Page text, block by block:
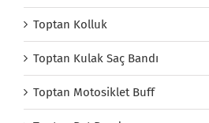
Toptan Kolluk
Toptan Kulak Saç Bandı
Toptan Motosiklet Buff